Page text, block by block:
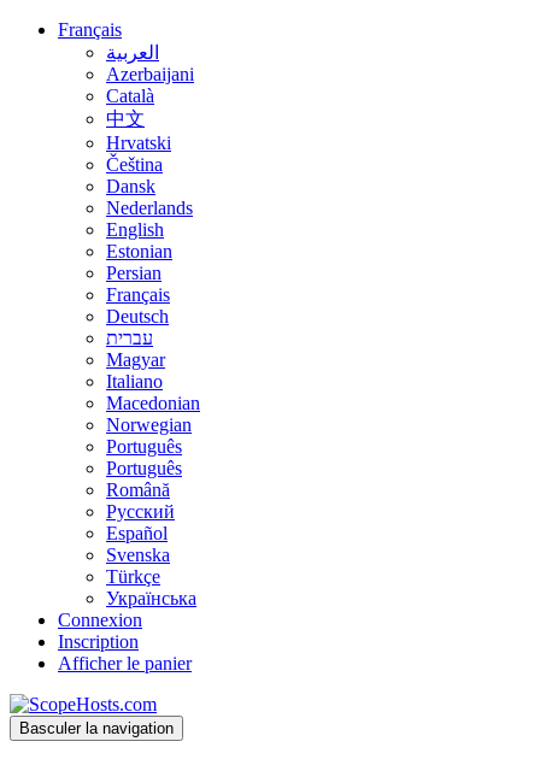
Français
العربية
Azerbaijani
Català
中文
Hrvatski
Čeština
Dansk
Nederlands
English
Estonian
Persian
Français
Deutsch
עברית
Magyar
Italiano
Macedonian
Norwegian
Português
Português
Română
Русский
Español
Svenska
Türkçe
Українська
Connexion
Inscription
Afficher le panier
Basculer la navigation